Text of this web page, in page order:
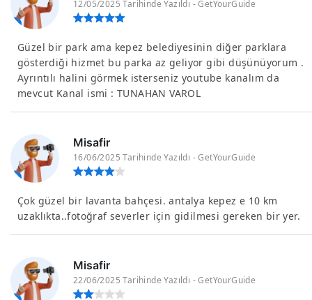
12/05/2025 Tarihinde Yazıldı - GetYourGuide
Güzel bir park ama kepez belediyesinin diğer parklara
gösterdiği hizmet bu parka az geliyor gibi düşünüyorum .
Ayrıntılı halini görmek isterseniz youtube kanalım da
mevcut Kanal ismi : TUNAHAN VAROL
Misafir
16/06/2025 Tarihinde Yazıldı - GetYourGuide
Çok güzel bir lavanta bahçesi. antalya kepez e 10 km
uzaklıkta..fotoğraf severler için gidilmesi gereken bir yer.
Misafir
22/06/2025 Tarihinde Yazıldı - GetYourGuide